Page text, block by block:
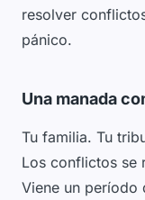
resolver
pánico.
Una manada
Tu familia. Tu
Los conflictos se
Viene un período